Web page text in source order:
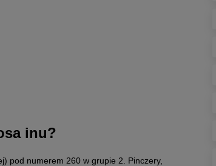
inu?
pod numerem 260 w grupie 2. Pinczery,